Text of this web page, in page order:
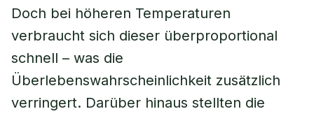
Doch bei höheren Temperaturen
verbraucht sich dieser überproportional
schnell – was die
Überlebenswahrscheinlichkeit zusätzlich
verringert. Darüber hinaus stellten die